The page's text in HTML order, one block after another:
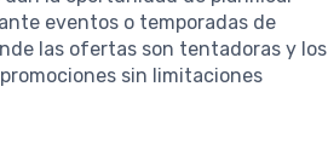
eventos o temporadas de
las ofertas son tentadoras y los
sin limitaciones